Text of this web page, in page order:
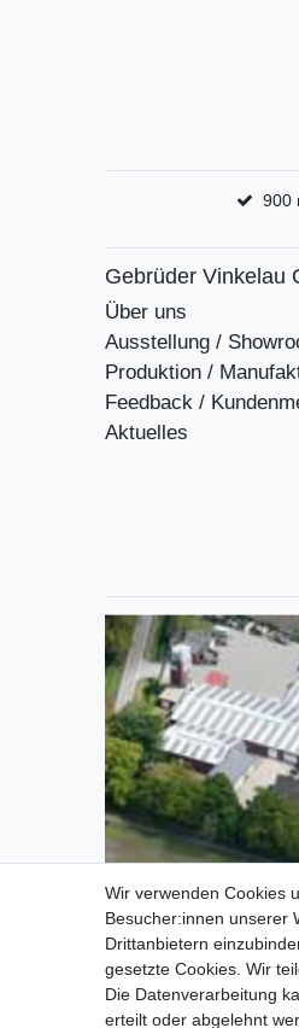
900
Gebrüder Vinkelau
Über uns
Ausstellung /
Produktion /
Feedback /
Aktuelles
Wir verwenden Cookies
Besucher:innen unserer
Drittanbietern
gesetzte Cookies. Wir
Die Datenverarbeitung
erteilt oder abgelehnt